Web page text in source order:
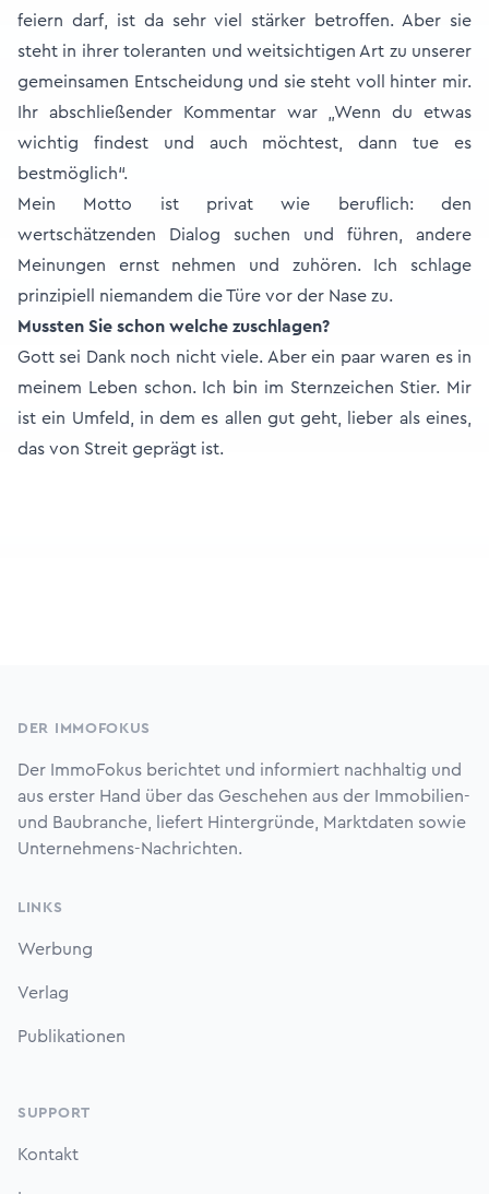
feiern darf, ist da sehr viel stärker betroffen. Aber sie
steht in ihrer toleranten und weitsichtigen Art zu unserer
gemeinsamen Entscheidung und sie steht voll hinter mir.
Ihr abschließender Kommentar war „Wenn du etwas
wichtig findest und auch möchtest, dann tue es
bestmöglich“.
Mein Motto ist privat wie beruflich: den
wertschätzenden Dialog suchen und führen, andere
Meinungen ernst nehmen und zuhören. Ich schlage
prinzipiell niemandem die Türe vor der Nase zu.
Mussten Sie schon welche zuschlagen?
Gott sei Dank noch nicht viele. Aber ein paar waren es in
meinem Leben schon. Ich bin im Sternzeichen Stier. Mir
ist ein Umfeld, in dem es allen gut geht, lieber als eines,
das von Streit geprägt ist.
DER IMMOFOKUS
Der ImmoFokus berichtet und informiert nachhaltig und
aus erster Hand über das Geschehen aus der Immobilien-
und Baubranche, liefert Hintergründe, Marktdaten sowie
Unternehmens-Nachrichten.
LINKS
Werbung
Verlag
Publikationen
SUPPORT
Kontakt